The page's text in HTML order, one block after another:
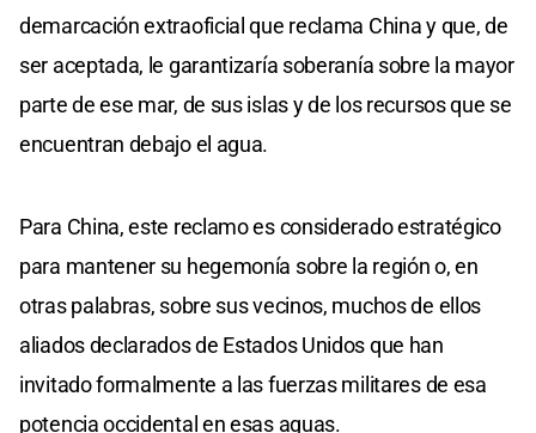
demarcación extraoficial que reclama China y que, de
ser aceptada, le garantizaría soberanía sobre la mayor
parte de ese mar, de sus islas y de los recursos que se
encuentran debajo el agua.
Para China, este reclamo es considerado estratégico
para mantener su hegemonía sobre la región o, en
otras palabras, sobre sus vecinos, muchos de ellos
aliados declarados de Estados Unidos que han
invitado formalmente a las fuerzas militares de esa
potencia occidental en esas aguas.